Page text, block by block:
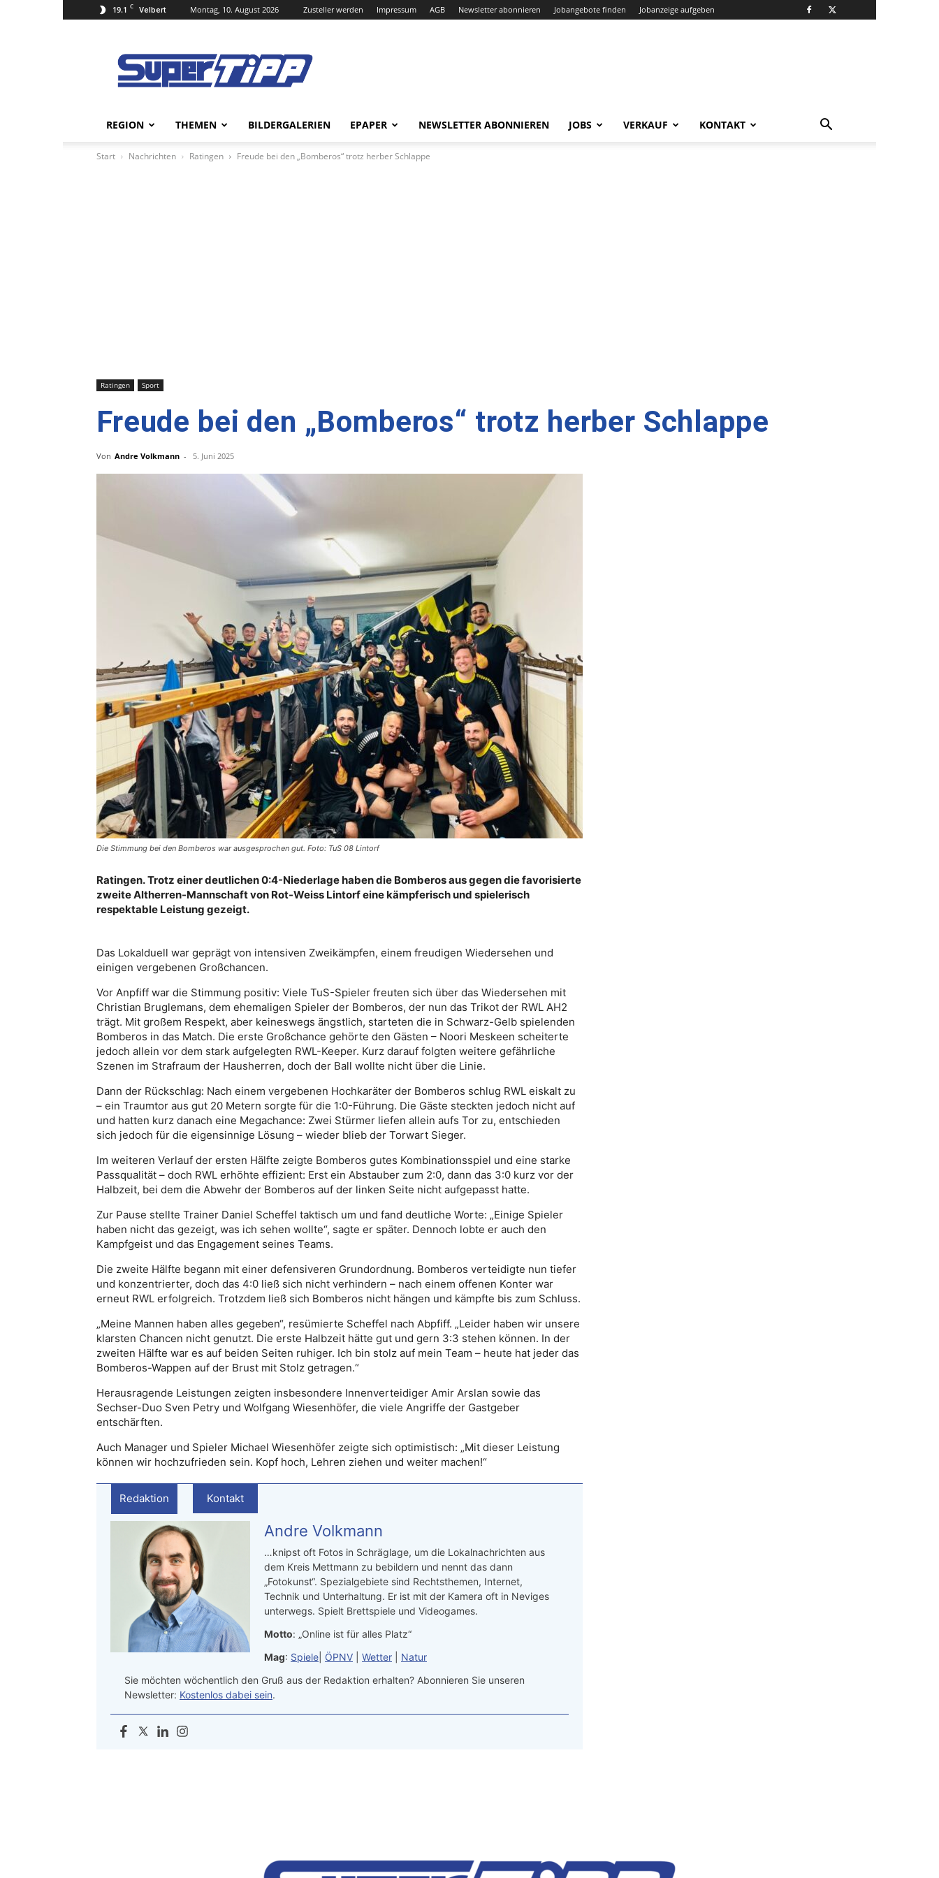
19.1 C Velbert Montag, 10. August 2026 Zusteller werden Impressum AGB Newsletter abonnieren Jobangebote finden Jobanzeige aufgeben
Tipp
Online
REGION THEMEN BILDERGALERIEN EPAPER NEWSLETTER ABONNIEREN JOBS VERKAUF KONTAKT
Start Nachrichten Ratingen Freude bei den „Bomberos“ trotz herber Schlappe
Ratingen Sport
Freude bei den „Bomberos“ trotz herber Schlappe
Von Andre Volkmann - 5. Juni 2025
Die Stimmung bei den Bomberos war ausgesprochen gut. Foto: TuS 08 Lintorf
Ratingen. Trotz einer deutlichen 0:4-Niederlage haben die Bomberos aus gegen die favorisierte
zweite Altherren-Mannschaft von Rot-Weiss Lintorf eine kämpferisch und spielerisch
respektable Leistung gezeigt.
Das Lokalduell war geprägt von intensiven Zweikämpfen, einem freudigen Wiedersehen und
einigen vergebenen Großchancen.
Vor Anpfiff war die Stimmung positiv: Viele TuS-Spieler freuten sich über das Wiedersehen mit
Christian Bruglemans, dem ehemaligen Spieler der Bomberos, der nun das Trikot der RWL AH2
trägt. Mit großem Respekt, aber keineswegs ängstlich, starteten die in Schwarz-Gelb spielenden
Bomberos in das Match. Die erste Großchance gehörte den Gästen – Noori Meskeen scheiterte
jedoch allein vor dem stark aufgelegten RWL-Keeper. Kurz darauf folgten weitere gefährliche
Szenen im Strafraum der Hausherren, doch der Ball wollte nicht über die Linie.
Dann der Rückschlag: Nach einem vergebenen Hochkaräter der Bomberos schlug RWL eiskalt zu
– ein Traumtor aus gut 20 Metern sorgte für die 1:0-Führung. Die Gäste steckten jedoch nicht auf
und hatten kurz danach eine Megachance: Zwei Stürmer liefen allein aufs Tor zu, entschieden
sich jedoch für die eigensinnige Lösung – wieder blieb der Torwart Sieger.
Im weiteren Verlauf der ersten Hälfte zeigte Bomberos gutes Kombinationsspiel und eine starke
Passqualität – doch RWL erhöhte effizient: Erst ein Abstauber zum 2:0, dann das 3:0 kurz vor der
Halbzeit, bei dem die Abwehr der Bomberos auf der linken Seite nicht aufgepasst hatte.
Zur Pause stellte Trainer Daniel Scheffel taktisch um und fand deutliche Worte: „Einige Spieler
haben nicht das gezeigt, was ich sehen wollte“, sagte er später. Dennoch lobte er auch den
Kampfgeist und das Engagement seines Teams.
Die zweite Hälfte begann mit einer defensiveren Grundordnung. Bomberos verteidigte nun tiefer
und konzentrierter, doch das 4:0 ließ sich nicht verhindern – nach einem offenen Konter war
erneut RWL erfolgreich. Trotzdem ließ sich Bomberos nicht hängen und kämpfte bis zum Schluss.
„Meine Mannen haben alles gegeben“, resümierte Scheffel nach Abpfiff. „Leider haben wir unsere
klarsten Chancen nicht genutzt. Die erste Halbzeit hätte gut und gern 3:3 stehen können. In der
zweiten Hälfte war es auf beiden Seiten ruhiger. Ich bin stolz auf mein Team – heute hat jeder das
Bomberos-Wappen auf der Brust mit Stolz getragen.“
Herausragende Leistungen zeigten insbesondere Innenverteidiger Amir Arslan sowie das
Sechser-Duo Sven Petry und Wolfgang Wiesenhöfer, die viele Angriffe der Gastgeber
entschärften.
Auch Manager und Spieler Michael Wiesenhöfer zeigte sich optimistisch: „Mit dieser Leistung
können wir hochzufrieden sein. Kopf hoch, Lehren ziehen und weiter machen!“
Redaktion Kontakt
Andre Volkmann
…knipst oft Fotos in Schräglage, um die Lokalnachrichten aus
dem Kreis Mettmann zu bebildern und nennt das dann
„Fotokunst“. Spezialgebiete sind Rechtsthemen, Internet,
Technik und Unterhaltung. Er ist mit der Kamera oft in Neviges
unterwegs. Spielt Brettspiele und Videogames.
Motto: „Online ist für alles Platz“
Mag: Spiele ÖPNV Wetter
Natur
Sie möchten wöchentlich den Gruß aus der Redaktion erhalten? Abonnieren Sie unseren
Newsletter: Kostenlos dabei sein.